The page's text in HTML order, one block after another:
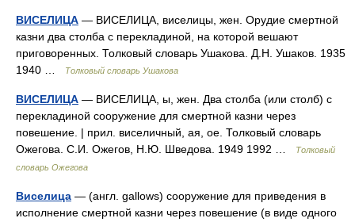
ВИСЕЛИЦА — ВИСЕЛИЦА, виселицы, жен. Орудие смертной
казни два столба с перекладиной, на которой вешают
приговоренных. Толковый словарь Ушакова. Д.Н. Ушаков. 1935
1940 …
Толковый словарь Ушакова
ВИСЕЛИЦА — ВИСЕЛИЦА, ы, жен. Два столба (или столб) с
перекладиной сооружение для смертной казни через
повешение. | прил. виселичный, ая, ое. Толковый словарь
Ожегова. С.И. Ожегов, Н.Ю. Шведова. 1949 1992 …
Толковый
словарь Ожегова
Виселица — (англ. gallows) сооружение для приведения в
исполнение смертной казни через повешение (в виде одного